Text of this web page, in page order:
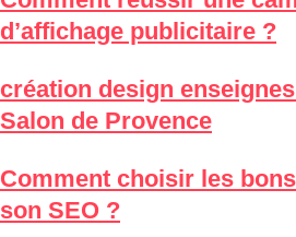
d’affichage publicitaire ?
création design
Salon de Provence
Comment choisir les
son SEO ?